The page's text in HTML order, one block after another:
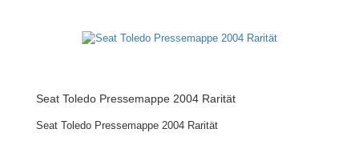
Seat Toledo Pressemappe 2004 Rarität
Seat Toledo Pressemappe 2004 Rarität